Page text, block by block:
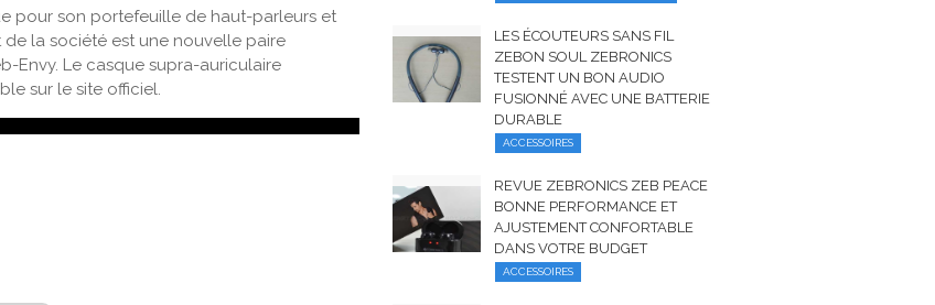
pour son portefeuille de haut-parleurs et
la société est une nouvelle paire
Envy. Le casque supra-auriculaire
sur le site officiel.
LES ÉCOUTEURS SANS FIL
ZEBON SOUL ZEBRONICS
TESTENT UN BON AUDIO
FUSIONNÉ AVEC UNE BATTERIE
DURABLE
ACCESSOIRES
REVUE ZEBRONICS ZEB PEACE
BONNE PERFORMANCE ET
AJUSTEMENT CONFORTABLE
DANS VOTRE BUDGET
ACCESSOIRES